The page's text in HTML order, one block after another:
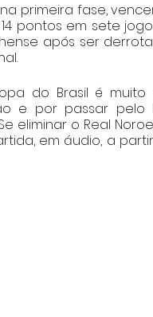
primeira fase,
pontos em sete
após ser
do Brasil é muito
e por passar pelo
eliminar o Real
em áudio, a